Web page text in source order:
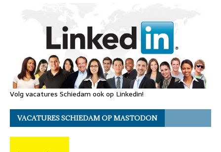
Volg vacatures Schiedam ook op Linkedin!
VACATURES SCHIEDAM OP MASTODON